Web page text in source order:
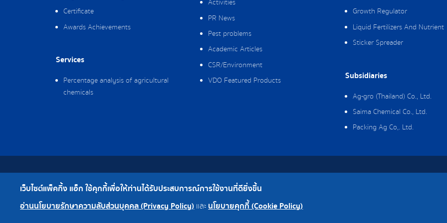
Certificate
Awards Achievements
Services
Percentage analysis of agricultural
chemicals
Activities
PR News
Pest problems
Academic Articles
CSR/Environment
VDO Featured Products
Growth Regulator
Liquid Fertilizers And Nutrient
Sticker Spreader
Subsidiaries
Ag-gro (Thailand) Co., Ltd.
Saima Chemical Co., Ltd.
Packing Ag Co,. Ltd.
Copyright © 2019 Packing Ag Co,. Ltd. All Rights Reserved.
เว็บไซต์แพ็คกิ้ง แอ็ก ใช้คุกกี้เพื่อให้ท่านได้รับประสบการณ์การใช้งานที่ดียิ่งขึ้น
อ่านนโยบายรักษาความลับส่วนบุคคล (Privacy Policy) และนโยบายคุกกี้ (Cookie Policy)